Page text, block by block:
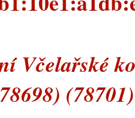
Včelařské